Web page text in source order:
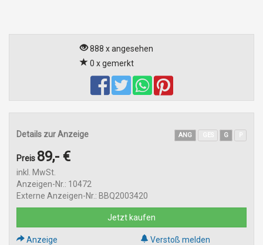
888 x angesehen
0 x gemerkt
Details zur Anzeige ANG G
Preis 89,- €
inkl. MwSt.
Anzeigen-Nr.: 10472
Externe Anzeigen-Nr.: BBQ2003420
Jetzt kaufen
Anzeige
Verstoß melden